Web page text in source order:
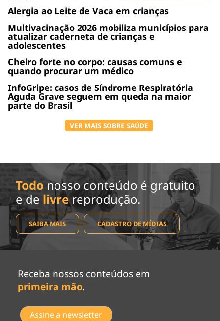
Alergia ao Leite de Vaca em crianças
Multivacinação 2026 mobiliza municípios para
atualizar caderneta de crianças e
adolescentes
Cheiro forte no corpo: causas comuns e
quando procurar um médico
InfoGripe: casos de Síndrome Respiratória
Aguda Grave seguem em queda na maior
parte do Brasil
VER MAIS SOBRE SAÚDE
Todo nosso conteúdo é gratuito
e de livrereprodução.
SAIBA MAIS CADASTRO DE MÍDIAS
Receba nossos conteúdos em
primeira mão.
Assine a newsletter